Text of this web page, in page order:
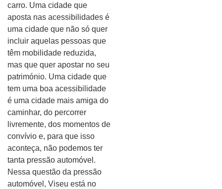
carro. Uma cidade que
aposta nas acessibilidades é
uma cidade que não só quer
incluir aquelas pessoas que
têm mobilidade reduzida,
mas que quer apostar no seu
património. Uma cidade que
tem uma boa acessibilidade
é uma cidade mais amiga do
caminhar, do percorrer
livremente, dos momentos de
convívio e, para que isso
aconteça, não podemos ter
tanta pressão automóvel.
Nessa questão da pressão
automóvel, Viseu está no